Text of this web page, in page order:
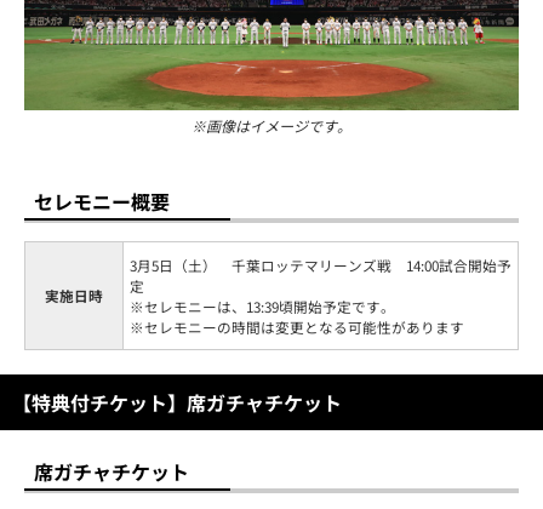
※画像はイメージです。
セレモニー概要
実施日時
3月5日（土） 千葉ロッテマリーンズ戦 14:00試合開始予
定
※セレモニーは、13:39頃開始予定です。
※セレモニーの時間は変更となる可能性があります
【特典付チケット】席ガチャチケット
席ガチャチケット